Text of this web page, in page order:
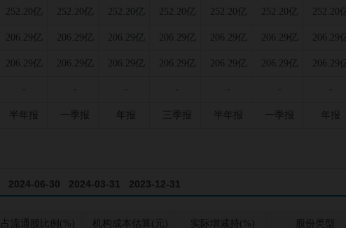
252.20亿 252.20亿 252.20亿 252.20亿 252.20亿 252.20亿 252.20
206.29亿 206.29亿 206.29亿 206.29亿 206.29亿 206.29亿 206.29
206.29亿 206.29亿 206.29亿 206.29亿 206.29亿 206.29亿 206.29
- - - - - - -
半年报 一季报 年报 三季报 半年报 一季报 年报
2024-06-30 2024-03-31
2023-12-31
占流通股比例(%) 机构成本估算(元) 实际增减持(%) 股份类型